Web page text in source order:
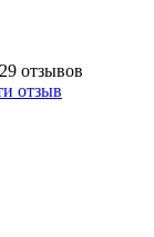
отзывов
отзыв